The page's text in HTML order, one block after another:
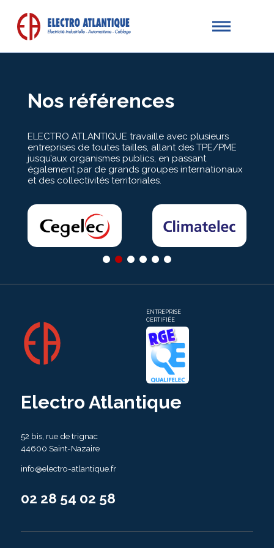
Nos références
ELECTRO ATLANTIQUE travaille avec plusieurs
entreprises de toutes tailles, allant des TPE/PME
jusqu’aux organismes publics, en passant
également par de grands groupes internationaux
et des collectivités territoriales.
ENTREPRISE
CERTIFIÉE
Electro Atlantique
52 bis, rue de trignac
44600 Saint-Nazaire
info@electro-atlantique.fr
02 28 54 02 58